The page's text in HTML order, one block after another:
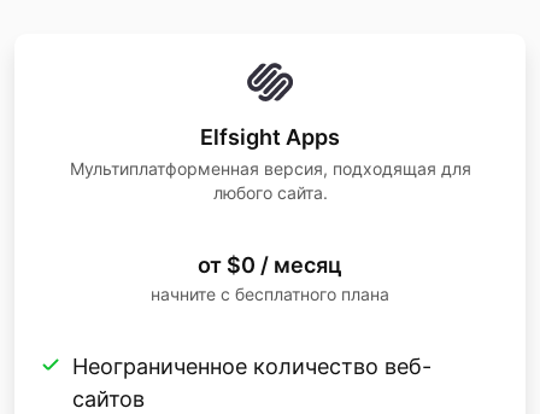
Elfsight Apps
Мультиплатформенная версия, подходящая для
любого сайта.
от $0 / месяц
начните с бесплатного плана
Неограниченное количество веб-
сайтов